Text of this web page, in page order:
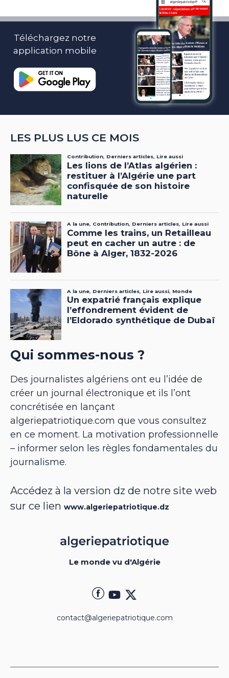
Téléchargez notre
application mobile
LES PLUS LUS CE MOIS
Qui sommes-nous ?
Des journalistes algériens ont eu l’idée de
créer un journal électronique et ils l’ont
concrétisée en lançant
algeriepatriotique.com que vous consultez
en ce moment. La motivation professionnelle
– informer selon les règles fondamentales du
journalisme.
Accédez à la version dz de notre site web
sur ce lien www.algeriepatriotique.dz
Le monde vu d'Algérie
contact@algeriepatriotique.com